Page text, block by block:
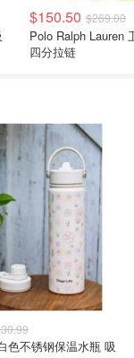
$150.50 $269.00
Polo Ralph Lauren 卫衣
四分拉链
色不锈钢保温水瓶 吸